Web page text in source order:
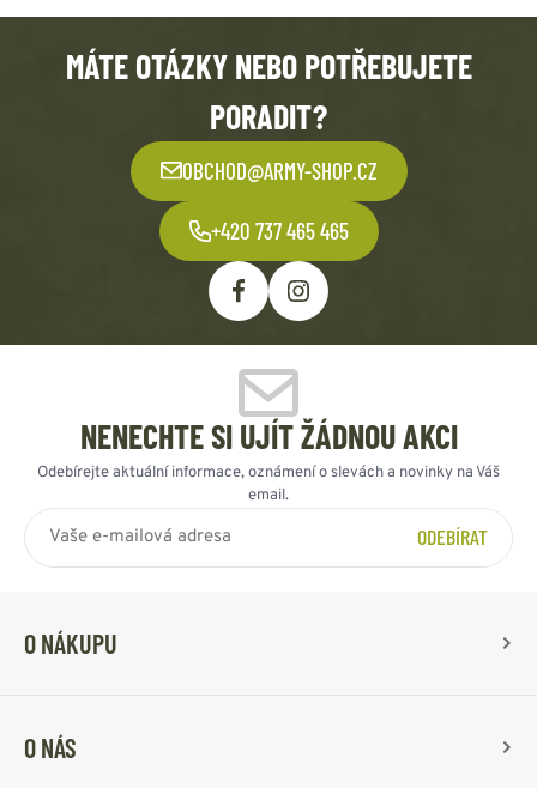
MÁTE OTÁZKY NEBO POTŘEBUJETE
PORADIT?
OBCHOD@ARMY-SHOP.CZ
+420 737 465 465
NENECHTE SI UJÍT ŽÁDNOU AKCI
Odebírejte aktuální informace, oznámení o slevách a novinky na Váš
email.
ODEBÍRAT
O NÁKUPU
O NÁS